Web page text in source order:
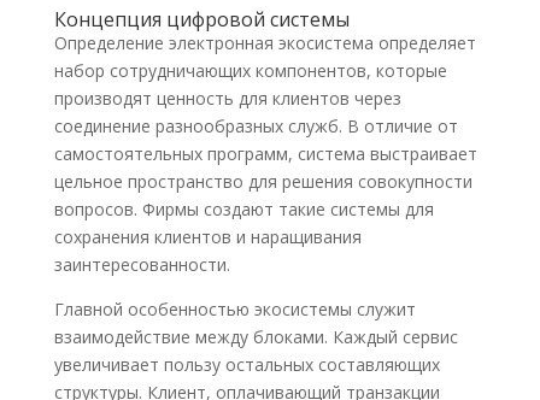
Концепция цифровой системы
Определение электронная экосистема определяет
набор сотрудничающих компонентов, которые
производят ценность для клиентов через
соединение разнообразных служб. В отличие от
самостоятельных программ, система выстраивает
цельное пространство для решения совокупности
вопросов. Фирмы создают такие системы для
сохранения клиентов и наращивания
заинтересованности.
Главной особенностью экосистемы служит
взаимодействие между блоками. Каждый сервис
увеличивает пользу остальных составляющих
структуры. Клиент, оплачивающий транзакции